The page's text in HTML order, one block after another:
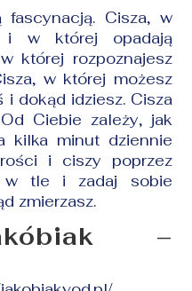
Cisza, w
i w której opadają
której rozpoznajesz
w której możesz
dokąd idziesz. Cisza
Ciebie zależy, jak
kilka minut dziennie
i ciszy poprzez
w tle i zadaj sobie
zmierzasz.
–